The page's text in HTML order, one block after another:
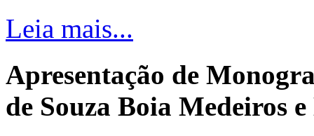
Leia mais...
Apresentação de
de Souza Boia Medeiros